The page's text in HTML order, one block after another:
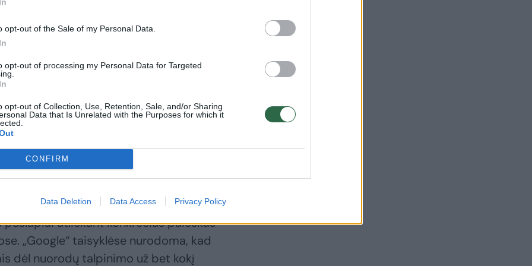
opt-out of the Sale of my Personal Data.
opt-out of processing my Personal Data for Targeted
opt-out of Collection, Use, Retention, Sale, and/or Sharing
Data that Is Unrelated with the Purposes for which it
CONFIRM
Data Deletion Data Access Privacy Policy
taisyklių jie nepažeidžia.
nubaudė dėl bandymo pritraukti
Gruodį „Rap Genius“
įrašuose teikti aktyvias nuorodas į jų
Mainais už tai tinklaraštininkams
„Twitter“ žinutes su nuorodomis į jų
turi ypač didelę reikšmę paieškos
tai laiko patikimumo signalu, todėl
atliekant konkrečias paieškas
„Google“ taisyklėse nurodoma, kad
dėl nuorodų talpinimo už bet kokį